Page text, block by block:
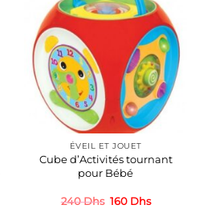
ÉVEIL ET JOUET
Cube d’Activités tournant
pour Bébé
240Dhs Le
160 DhsLe